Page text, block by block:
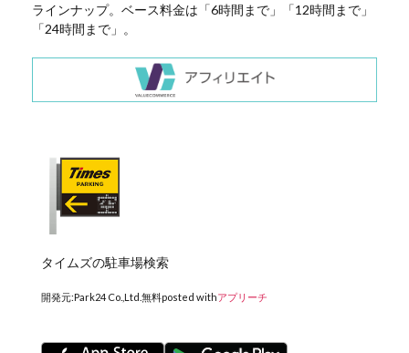
ラインナップ。ベース料金は「6時間まで」「12時間まで」
「24時間まで」。
タイムズの駐車場検索
開発元:Park24 Co.,Ltd. 無料posted withアプリーチ